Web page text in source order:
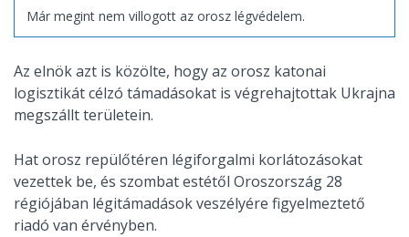
Már megint nem villogott az orosz légvédelem.
Az elnök azt is közölte, hogy az orosz katonai
logisztikát célzó támadásokat is végrehajtottak Ukrajna
megszállt területein.
Hat orosz repülőtéren légiforgalmi korlátozásokat
vezettek be, és szombat estétől Oroszország 28
régiójában légitámadások veszélyére figyelmeztető
riadó van érvényben.